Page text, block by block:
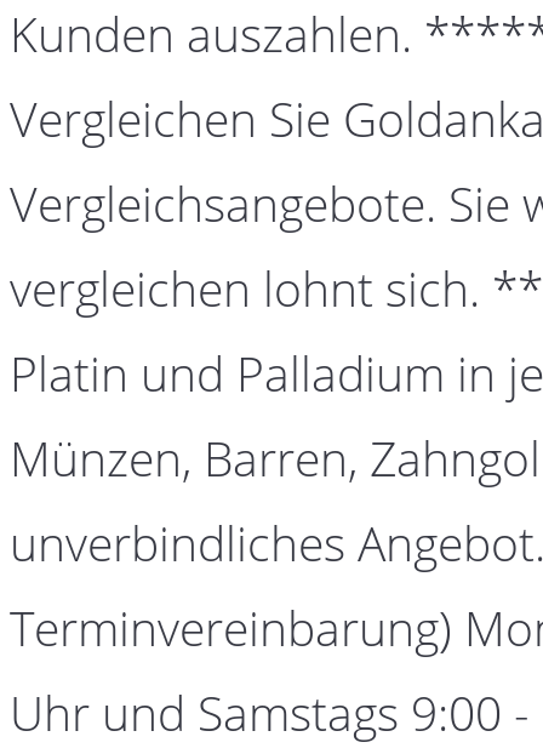
Kunden auszahlen.
Vergleichen Sie
Vergleichsangebote. Sie
vergleichen lohnt sich.
Platin und Palladium in
Münzen, Barren,
unverbindliches
Terminvereinbarung)
Uhr und Samstags 9:00